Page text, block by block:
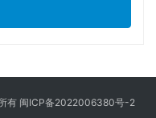
有 闽ICP备2022006380号-2